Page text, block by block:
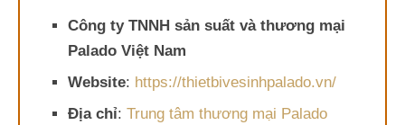
Công ty TNNH sản suất và thương mại
Palado Việt Nam
Website: https://thietbivesinhpalado.vn/
Địa chỉ: Trung tâm thương mại Palado